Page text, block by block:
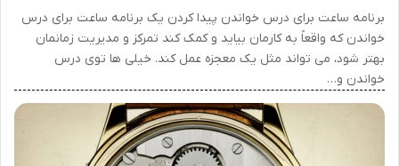
برنامه ساعت برای درس خواندن پیدا کردن یک برنامه ساعت برای درس
خواندن که واقعاً به کارمان بیاید و کمک کند تمرکز و مدیریت زمانمان
بهتر شود، می تواند مثل یک معجزه عمل کند. خیلی ها توی درس
خواندن و…